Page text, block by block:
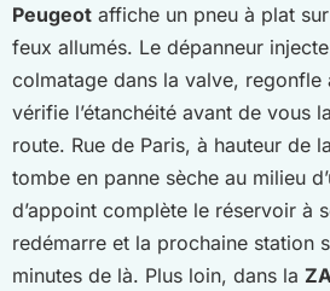
Peugeot affiche un pneu à plat
feux allumés. Le dépanneur
colmatage dans la valve, regonfle
vérifie l’étanchéité avant de vous
route. Rue de Paris, à hauteur de la
tombe en panne sèche au milieu
d’appoint complète le réservoir à
redémarre et la prochaine station
minutes de là. Plus loin, dans la